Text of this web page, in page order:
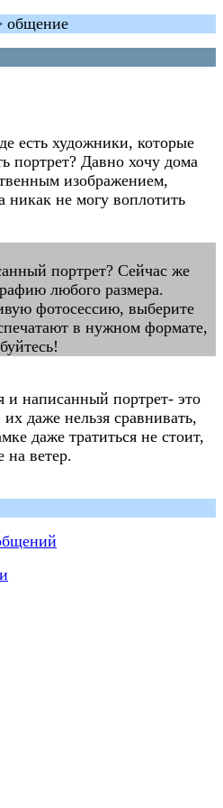
общение
есть художники, которые
портрет? Давно хочу дома
изображением,
никак не могу воплотить
портрет? Сейчас же
любого размера.
фотосессию, выберите
в нужном формате,
и написанный портрет- это
даже нельзя сравнивать,
даже тратиться не стоит,
на ветер.